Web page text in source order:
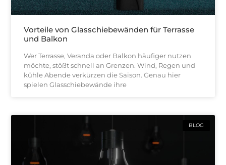
Vorteile von Glasschiebewänden für Terrasse
und Balkon
Wer Terrasse, Veranda oder Balkon häufiger nutzen
möchte, stößt schnell an Grenzen. Wind, Regen und
kühle Abende verkürzen die Saison. Genau hier
spielen Glasschiebewände ihre
BLOG